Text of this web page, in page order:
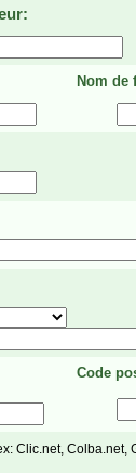
Nom de
Code
Clic.net, Colba.net,